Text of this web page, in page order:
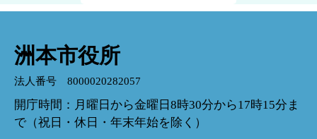
洲本市役所
法人番号 8000020282057
開庁時間：月曜日から金曜日8時30分から17時15分ま
で（祝日・休日・年末年始を除く）